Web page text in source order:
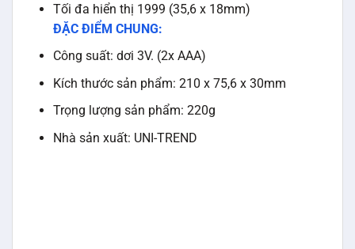
Tối đa hiển thị 1999 (35,6 x 18mm)
ĐẶC ĐIỂM CHUNG:
Công suất: dơi 3V. (2x AAA)
Kích thước sản phẩm: 210 x 75,6 x 30mm
Trọng lượng sản phẩm: 220g
Nhà sản xuất: UNI-TREND